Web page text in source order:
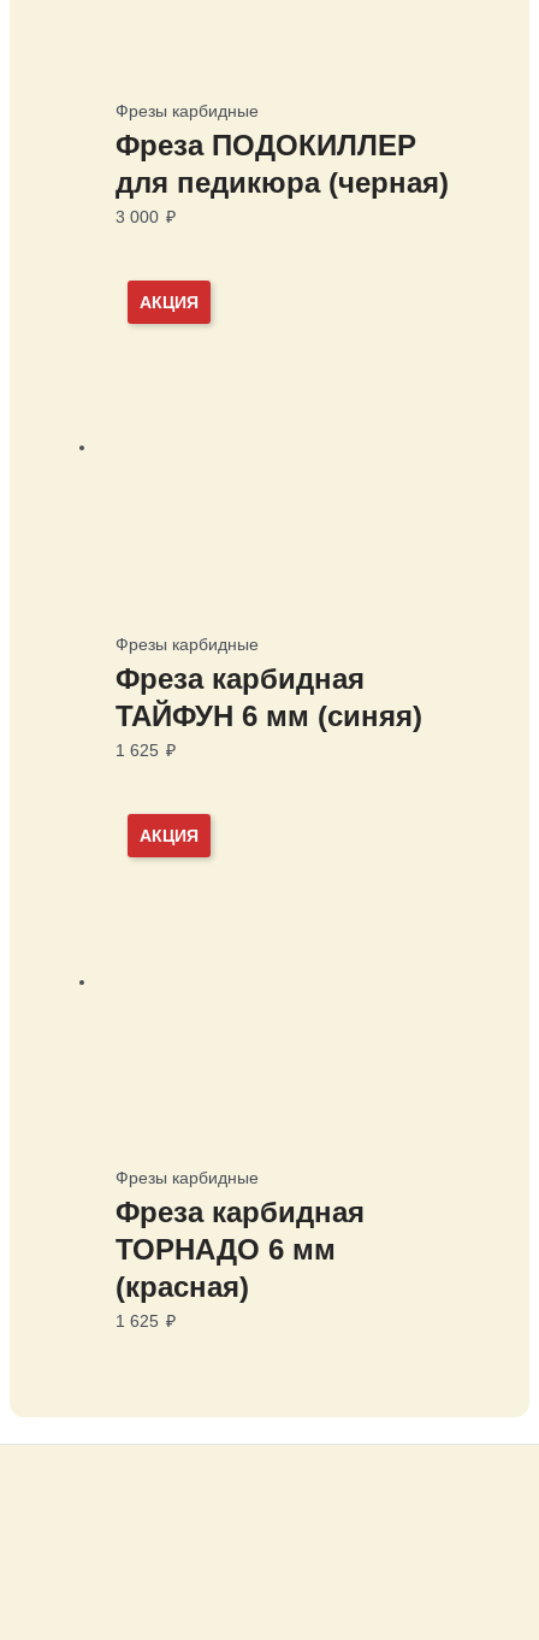
Фрезы карбидные
Фреза ПОДОКИЛЛЕР
для педикюра (черная)
3 000 ₽
АКЦИЯ
Фрезы карбидные
Фреза карбидная
ТАЙФУН 6 мм (синяя)
1 625 ₽
АКЦИЯ
Фрезы карбидные
Фреза карбидная
ТОРНАДО 6 мм
(красная)
1 625 ₽